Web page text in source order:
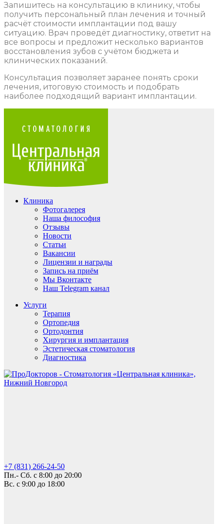
Запишитесь на консультацию в клинику, чтобы
получить персональный план лечения и точный
расчёт стоимости имплантации под вашу
ситуацию. Врач проведёт диагностику, ответит на
все вопросы и предложит несколько вариантов
восстановления зубов с учётом бюджета и
клинических показаний.
Консультация позволяет заранее понять сроки
лечения, итоговую стоимость и подобрать
наиболее подходящий вариант имплантации.
Клиника
Фотогалерея
Наша философия
Отзывы
Новости
Статьи
Вакансии
Лицензии и награды
Запись на приём
Мы Вконтакте
Наш Telegram канал
Услуги
Терапия
Ортопедия
Ортодонтия
Хирургия и имплантация
Эстетическая стоматология
Диагностика
+7 (831) 266-24-50
Пн.- Сб. с 8:00 до 20:00
Вс. с 9:00 до 18:00